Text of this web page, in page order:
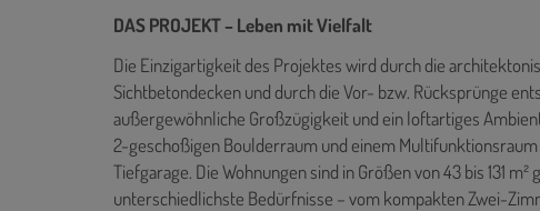
DAS PROJEKT – Leben mit Vielfalt
Die Einzigartigkeit des Projektes wird durch die
Sichtbetondecken und durch die Vor- bzw. Rücksprünge
außergewöhnliche Großzügigkeit und ein loftartiges
2-geschoßigen Boulderraum und einem
Tiefgarage. Die Wohnungen sind in Größen von 43 bis 131
unterschiedlichste Bedürfnisse – vom kompakten Zwei-